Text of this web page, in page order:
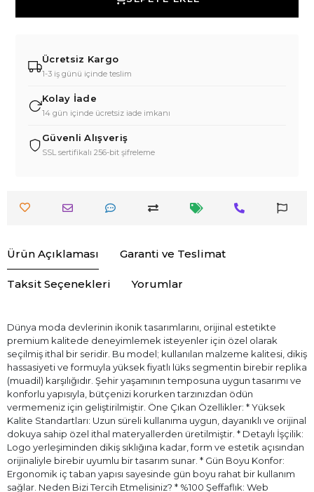
Ücretsiz Kargo
1-3 iş günü içinde teslim
Kolay İade
14 gün içinde ücretsiz iade imkanı
Güvenli Alışveriş
SSL sertifikalı 256-bit şifreleme
Ürün Açıklaması Garanti ve Teslimat
Taksit Seçenekleri Yorumlar
Dünya moda devlerinin ikonik tasarımlarını, orijinal estetikte
premium kalitede deneyimlemek isteyenler için özel olarak
seçilmiş ithal bir seridir. Bu model; kullanılan malzeme kalitesi, dikiş
hassasiyeti ve formuyla yüksek fiyatlı lüks segmentin birebir replika
(muadil) karşılığıdır. Şehir yaşamının temposuna uygun tasarımı ve
konforlu yapısıyla, bütçenizi korurken tarzınızdan ödün
vermemeniz için geliştirilmiştir. Öne Çıkan Özellikler: * Yüksek
Kalite Standartları: Uzun süreli kullanıma uygun, dayanıklı ve orijinal
dokuya sahip özel ithal materyallerden üretilmiştir. * Detaylı İşçilik:
Logo yerleşiminden dikiş sıklığına kadar, form ve estetik açısından
orijinaliyle birebir uyumlu bir tasarım sunar. * Gün Boyu Konfor:
Ergonomik iç taban yapısı sayesinde gün boyu rahat bir kullanım
sağlar. Neden Bizi Tercih Etmelisiniz? * %100 Şeffaflık: Web